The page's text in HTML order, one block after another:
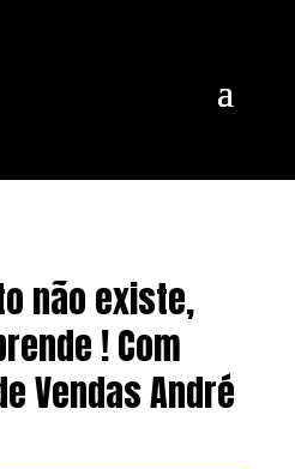
não existe,
! Com
Vendas André